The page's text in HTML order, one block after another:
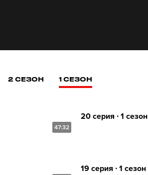
2 СЕЗОН 1 СЕЗОН
47:32
20 серия ∙ 1 сезон
19 серия ∙ 1 сезон